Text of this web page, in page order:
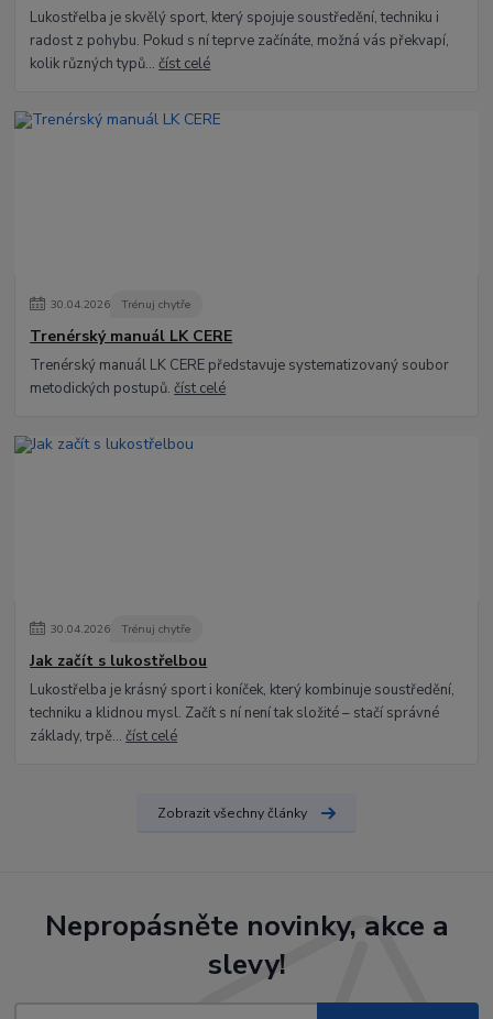
Lukostřelba je skvělý sport, který spojuje soustředění, techniku i
radost z pohybu. Pokud s ní teprve začínáte, možná vás překvapí,
kolik různých typů...číst celé
30.04.2026 Trénuj chytře
Trenérský manuál LK CERE
Trenérský manuál LK CERE představuje systematizovaný soubor
metodických postupů.číst celé
30.04.2026 Trénuj chytře
Jak začít s lukostřelbou
Lukostřelba je krásný sport i koníček, který kombinuje soustředění,
techniku a klidnou mysl. Začít s ní není tak složité – stačí správné
základy, trpě...číst celé
Zobrazit všechny články
Nepropásněte novinky, akce a
slevy!